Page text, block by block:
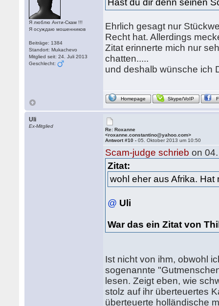
Я люблю Анти-Скам !!!
Я осуждаю мошенников
Beiträge: 1384
Standort: Mukachevo
Mitglied seit: 24. Juli 2013
Geschlecht:
Hast du dir denn seinen
Ehrlich gesagt nur
Recht hat. Allerdings
Zitat erinnerte mich nur
chatten.....
und deshalb wünsche ich
Homepage Skype/VoIP
Uli
Ex-Mitglied
Re: Roxanne
<roxanne.constantino@yahoo.com>
Antwort #10 -05. Oktober 2013 um 10:50
Scam-judge schrieb on
Zitat:
wohl eher aus Afrika.
@ Uli
War das ein Zitat von
Ist nicht von ihm, obwohl
sogenannte
lesen. Zeigt eben, wie
stolz auf ihr überteuertes
überteuerte holländische